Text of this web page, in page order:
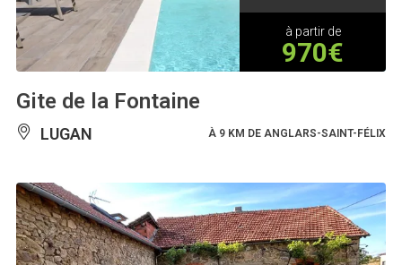
à partir de
970€
Gite de la Fontaine
LUGAN À 9 KM DE ANGLARS-SAINT-FÉLIX